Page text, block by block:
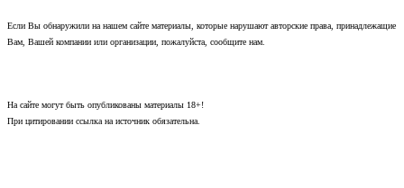
Если Вы обнаружили на нашем сайте материалы, которые нарушают авторские права, принадлежащие
Вам, Вашей компании или организации, пожалуйста, сообщите нам.
На сайте могут быть опубликованы материалы 18+!
При цитировании ссылка на источник обязательна.